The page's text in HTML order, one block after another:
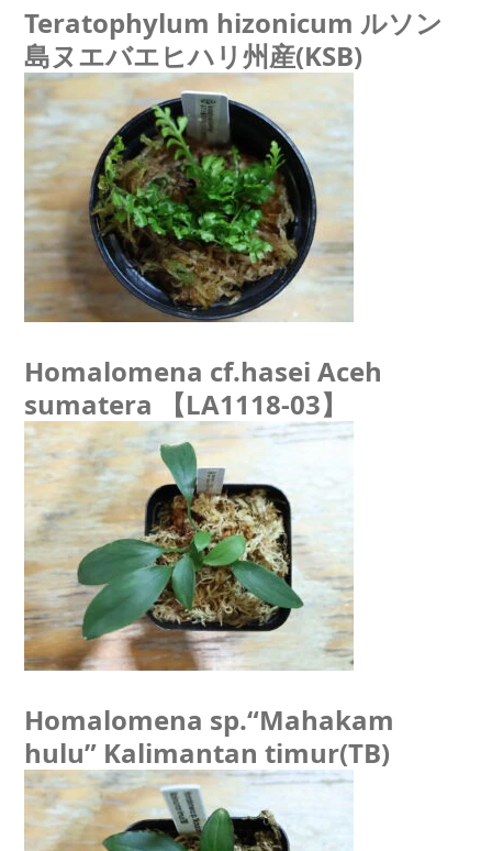
Teratophylum hizonicum ルソン
島ヌエバエヒハリ州産(KSB)
Homalomena cf.hasei Aceh
sumatera 【LA1118-03】
Homalomena sp.“Mahakam
hulu” Kalimantan timur(TB)